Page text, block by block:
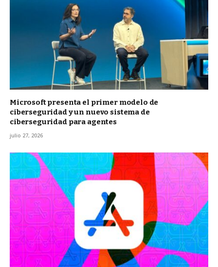
Microsoft presenta el primer modelo de
ciberseguridad y un nuevo sistema de
ciberseguridad para agentes
julio 27, 2026